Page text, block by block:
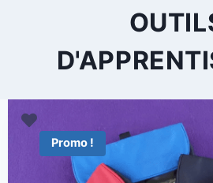
Promo !